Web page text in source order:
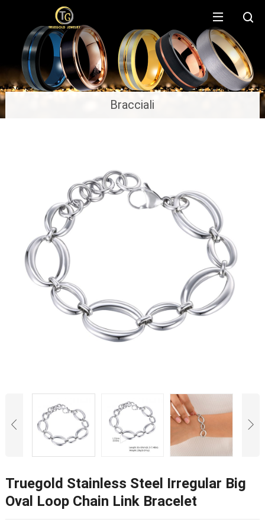
Bracciali
Truegold Stainless Steel Irregular Big
Oval Loop Chain Link Bracelet